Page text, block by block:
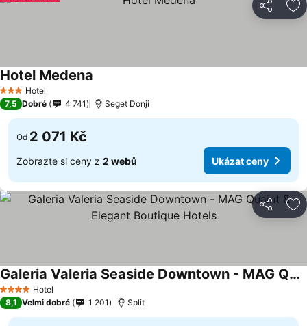
Sdílet
3 Počet hvězdiček
Hotel
Hotel Medena
7,5 Dobré 4 741 Seget Donji
Od 2 071 Kč
Zobrazte si ceny z 2 webů Ukázat ceny
Sdílet
4 Počet hvězdiček
Hotel
Galeria Valeria Seaside Downtown - MAG Quaint & Elegant Boutique Hotels
Ukázat ceny
8,1 Velmi dobré 1 201 Split